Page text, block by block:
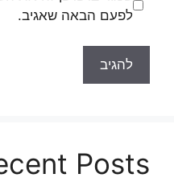
לפעם הבאה שאגיב.
Posts